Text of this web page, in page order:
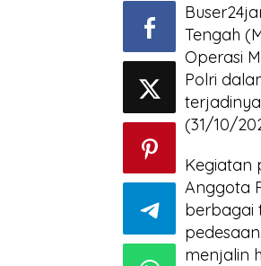
Tengah
Operasi
Polri
(31/10/
Kegiatan
Anggota
berbagai
menjalin